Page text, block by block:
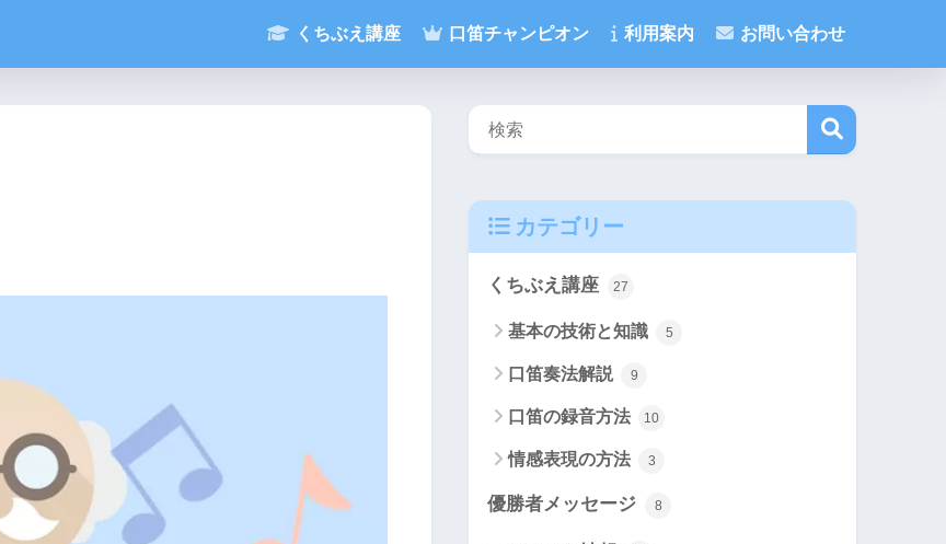
くちぶえ講座 口笛チャンピオン 利用案内 お問い合わせ
カテゴリー
くちぶえ講座 27
基本の技術と知識 5
口笛奏法解説 9
口笛の録音方法 10
情感表現の方法 3
優勝者メッセージ 8